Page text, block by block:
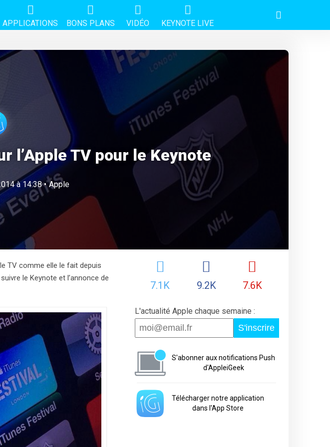
APPLICATIONS BONS PLANS VIDÉO KEYNOTE LIVE
l’Apple TV pour le Keynote
à 14:38 • Apple
TV comme elle le fait depuis
le Keynote et l’annonce de
7.1K 9.2K 7.6K
L'actualité Apple chaque semaine :
S'inscrire
S'abonner aux notifications Push
d'AppleiGeek
Télécharger notre application
dans l'App Store